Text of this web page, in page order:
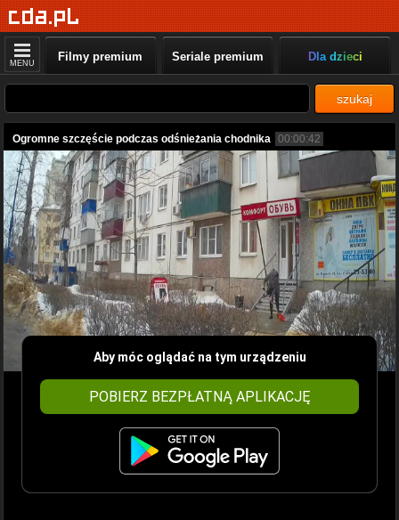
MENU Filmy premium Seriale premium Dla dzieci
szukaj
Ogromne szczęście podczas odśnieżania chodnika 00:00:42
Aby móc oglądać na tym urządzeniu
POBIERZ BEZPŁATNĄ APLIKACJĘ